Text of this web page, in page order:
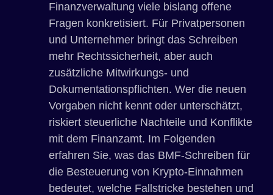
Finanzverwaltung viele bislang offene
Fragen konkretisiert. Für Privatpersonen
und Unternehmer bringt das Schreiben
mehr Rechtssicherheit, aber auch
zusätzliche Mitwirkungs- und
Dokumentationspflichten. Wer die neuen
Vorgaben nicht kennt oder unterschätzt,
riskiert steuerliche Nachteile und Konflikte
mit dem Finanzamt. Im Folgenden
erfahren Sie, was das BMF-Schreiben für
die Besteuerung von Krypto-Einnahmen
bedeutet, welche Fallstricke bestehen und